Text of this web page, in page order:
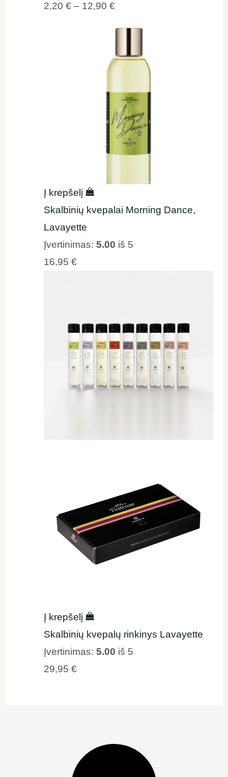
2,20€ – 12,90€
Į krepšelį
Skalbinių kvepalai Morning Dance,
Lavayette
Įvertinimas:5.00 iš 5
16,95€
Į krepšelį
Skalbinių kvepalų rinkinys Lavayette
Įvertinimas:5.00 iš 5
29,95€